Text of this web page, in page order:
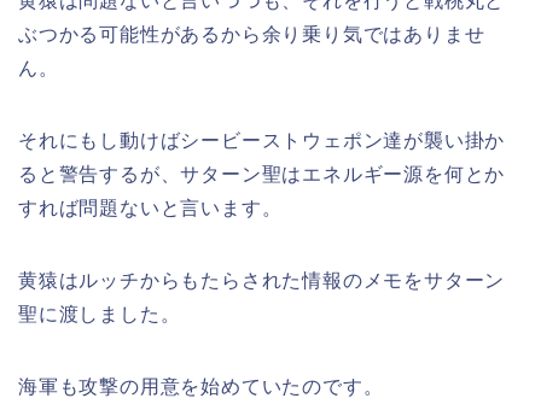
ぶつかる可能性があるから余り乗り気ではありませ
ん。
それにもし動けばシービーストウェポン達が襲い掛か
ると警告するが、サターン聖はエネルギー源を何とか
すれば問題ないと言います。
黄猿はルッチからもたらされた情報のメモをサターン
聖に渡しました。
海軍も攻撃の用意を始めていたのです。